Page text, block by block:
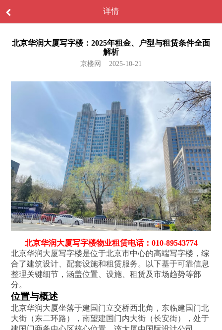
详情
‌北京华润大厦写字楼：2025年租金、户型与租赁条件全面
解析
京楼网 2025-10-21
北京华润大厦写字楼物业租赁电话：010-89543774
北京华润大厦写字楼是位于北京市中心的高端写字楼，综
合了建筑设计、配套设施和租赁服务。以下基于可靠信息
整理关键细节，涵盖位置、设施、租赁及市场趋势等部
分。
位置与概述
北京华润大厦坐落于建国门立交桥西北角，东临建国门北
大街（东二环路），南望建国门内大街（长安街），处于